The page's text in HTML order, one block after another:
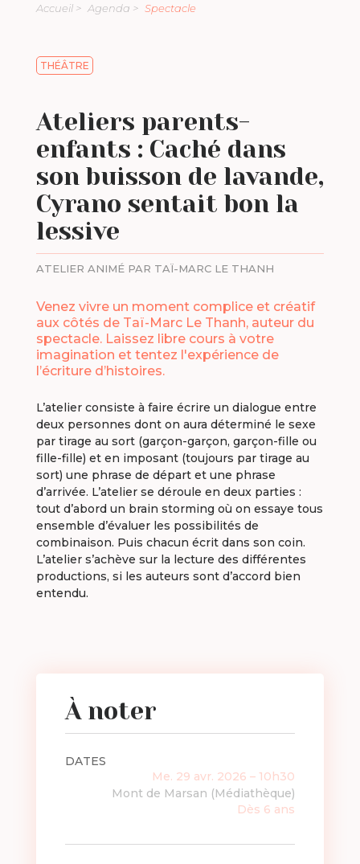
Accueil > Agenda > Spectacle
THÉÂTRE
Ateliers parents-
enfants : Caché dans
son buisson de lavande,
Cyrano sentait bon la
lessive
ATELIER ANIMÉ PAR TAÏ-MARC LE THANH
Venez vivre un moment complice et créatif
aux côtés de Taï-Marc Le Thanh, auteur du
spectacle. Laissez libre cours à votre
imagination et tentez l'expérience de
l’écriture d’histoires.
L’atelier consiste à faire écrire un dialogue entre
deux personnes dont on aura déterminé le sexe
par tirage au sort (garçon-garçon, garçon-fille ou
fille-fille) et en imposant (toujours par tirage au
sort) une phrase de départ et une phrase
d’arrivée. L’atelier se déroule en deux parties :
tout d’abord un brain storming où on essaye tous
ensemble d’évaluer les possibilités de
combinaison. Puis chacun écrit dans son coin.
L’atelier s’achève sur la lecture des différentes
productions, si les auteurs sont d’accord bien
entendu.
À noter
DATES
Me. 29 avr. 2026 – 10h30
Mont de Marsan (Médiathèque)
Dès 6 ans